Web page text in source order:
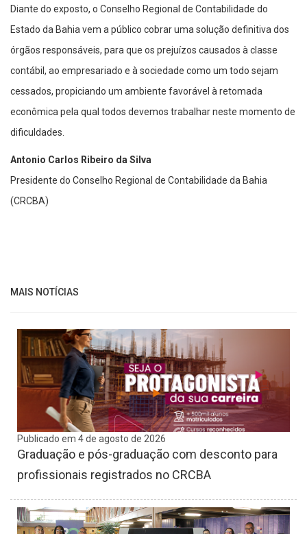
Diante do exposto, o Conselho Regional de Contabilidade do
Estado da Bahia vem a público cobrar uma solução definitiva dos
órgãos responsáveis, para que os prejuízos causados à classe
contábil, ao empresariado e à sociedade como um todo sejam
cessados, propiciando um ambiente favorável à retomada
econômica pela qual todos devemos trabalhar neste momento de
dificuldades.
Antonio Carlos Ribeiro da Silva
Presidente do Conselho Regional de Contabilidade da Bahia
(CRCBA)
MAIS NOTÍCIAS
Publicado em 4 de agosto de 2026
Graduação e pós-graduação com desconto para
profissionais registrados no CRCBA